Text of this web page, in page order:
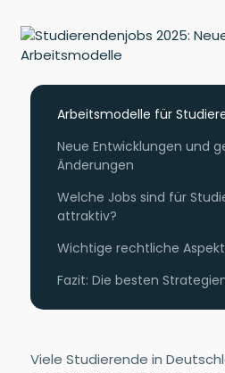
Arbeitsmodelle für
Neue Entwicklungen und
Änderungen
Welche Jobs sind für
attraktiv?
Wichtige rechtliche
Fazit: Die besten
Viele Studierende in